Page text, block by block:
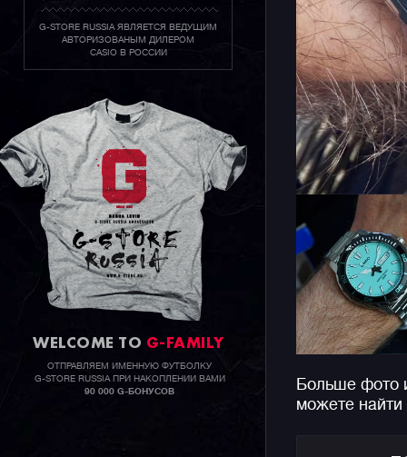
G-STORE RUSSIA ЯВЛЯЕТСЯ ВЕДУЩИМ
АВТОРИЗОВАНЫМ ДИЛЕРОМ
CASIO В РОССИИ
WELCOME TO G-FAMILY
ОТПРАВЛЯЕМ ИМЕННУЮ ФУТБОЛКУ
G-STORE RUSSIA ПРИ НАКОПЛЕНИИ ВАМИ
90 000 G-БОНУСОВ
Больше фото
можете